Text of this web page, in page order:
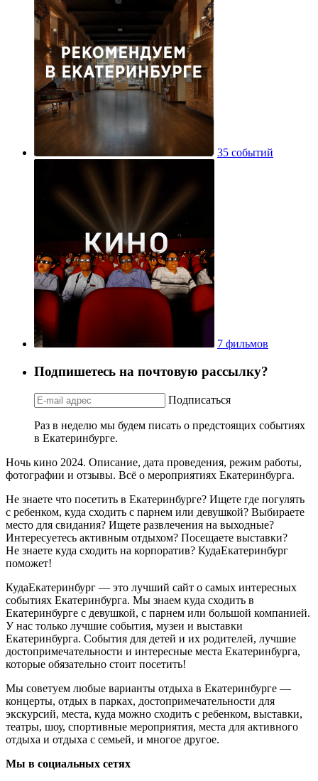
35 событий
7 фильмов
Подпишетесь на почтовую рассылку?
Подписаться
Раз в неделю мы будем писать о предстоящих событиях
в Екатеринбурге.
Ночь кино 2024. Описание, дата проведения, режим работы,
фотографии и отзывы. Всё о мероприятиях Екатеринбурга.
Не знаете что посетить в Екатеринбурге? Ищете где погулять
с ребенком, куда сходить с парнем или девушкой? Выбираете
место для свидания? Ищете развлечения на выходные?
Интересуетесь активным отдыхом? Посещаете выставки?
Не знаете куда сходить на корпоратив? КудаЕкатеринбург
поможет!
КудаЕкатеринбург — это лучший сайт о самых интересных
событиях Екатеринбурга. Мы знаем куда сходить в
Екатеринбурге с девушкой, с парнем или большой компанией.
У нас только лучшие события, музеи и выставки
Екатеринбурга. События для детей и их родителей, лучшие
достопримечательности и интересные места Екатеринбурга,
которые обязательно стоит посетить!
Мы советуем любые варианты отдыха в Екатеринбурге —
концерты, отдых в парках, достопримечательности для
экскурсий, места, куда можно сходить с ребенком, выставки,
театры, шоу, спортивные мероприятия, места для активного
отдыха и отдыха с семьей, и многое другое.
Мы в социальных сетях